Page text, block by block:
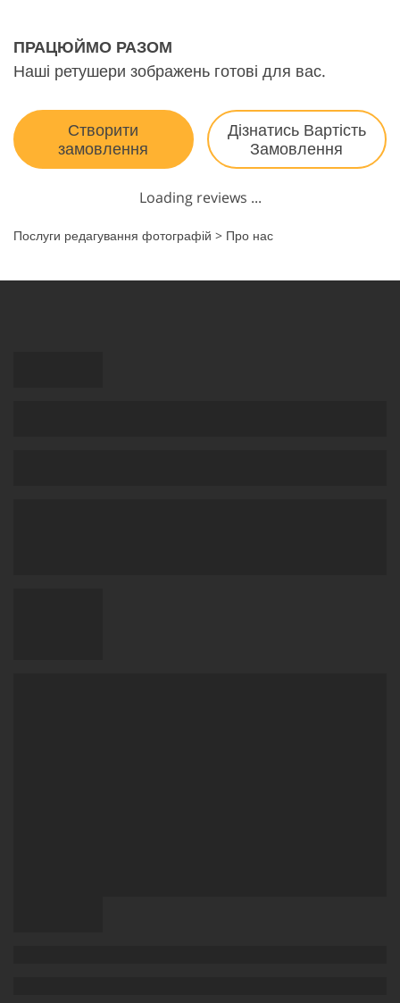
ПРАЦЮЙМО РАЗОМ
Наші ретушери зображень готові для вас.
Створити
замовлення
Дізнатись Вартість
Замовлення
Loading reviews ...
Послуги редагування фотографій > Про нас